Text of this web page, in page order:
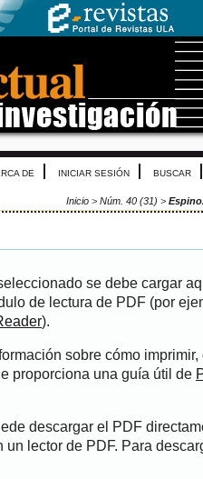
DE INICIAR SESIÓN BUSCAR
Inicio> Núm. 40 (31) >
se debe cargar
de lectura de PDF (por
).
sobre cómo
proporciona una guía útil de
descargar el PDF
un lector de PDF. Para